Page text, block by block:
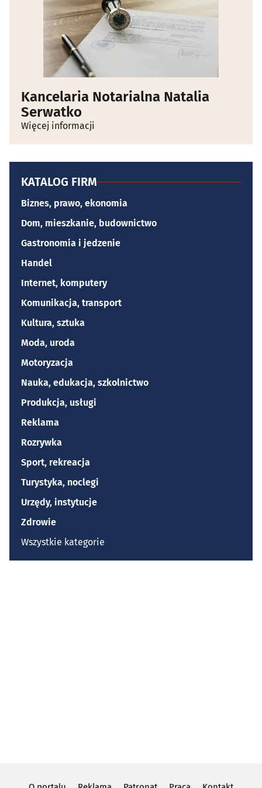
Kancelaria Notarialna Natalia
Serwatko
Więcej informacji
KATALOG FIRM
Biznes, prawo, ekonomia
Dom, mieszkanie, budownictwo
Gastronomia i jedzenie
Handel
Internet, komputery
Komunikacja, transport
Kultura, sztuka
Moda, uroda
Motoryzacja
Nauka, edukacja, szkolnictwo
Produkcja, usługi
Reklama
Rozrywka
Sport, rekreacja
Turystyka, noclegi
Urzędy, instytucje
Zdrowie
Wszystkie kategorie
Rozwój i ulepszanie usług
Wykorzystywanie ograniczonych danych do
wyboru treści
Funkcje specjalne IAB:
Identyfikowanie urządzeń na podstawie
aktywnie żądanych informacji
Wydajność (Performance)
Funkcjonalne
Reklama / śledzenie